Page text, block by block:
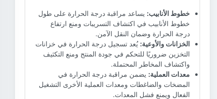
خطوط الأنابيب: يساعد مراقبة درجة الحرارة على طول
خطوط الأنابيب في اكتشاف التسريبات ومنع ارتفاع
درجة الحرارة وضمان النقل الآمن.
الخزانات والأوعية: يُعد تسجيل درجة الحرارة في خزانات
التخزين ضروريًا للتحكم في جودة المنتج ومنع التكثيف
واكتشاف المخاطر المحتملة.
معدات العملية: يضمن مراقبة درجة الحرارة في
المضخات والضاغطات ومعدات العملية الأخرى التشغيل
الفعال ويمنع فشل المعدات.